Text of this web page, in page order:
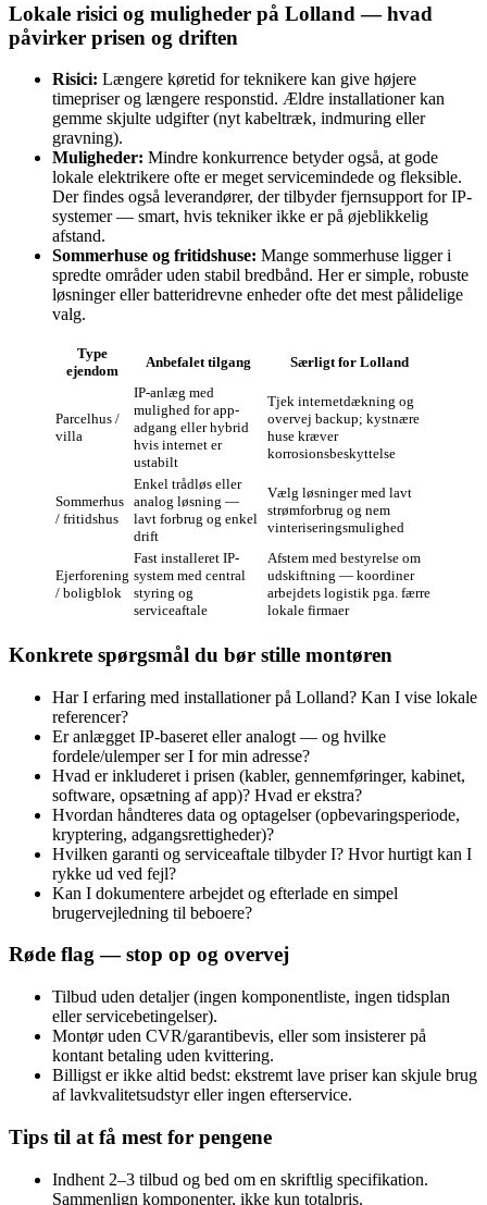
Lokale risici og muligheder på Lolland — hvad
påvirker prisen og driften
Risici: Længere køretid for teknikere kan give højere
timepriser og længere responstid. Ældre installationer kan
gemme skjulte udgifter (nyt kabeltræk, indmuring eller
gravning).
Muligheder: Mindre konkurrence betyder også, at gode
lokale elektrikere ofte er meget servicemindede og fleksible.
Der findes også leverandører, der tilbyder fjernsupport for IP-
systemer — smart, hvis tekniker ikke er på øjeblikkelig
afstand.
Sommerhuse og fritidshuse: Mange sommerhuse ligger i
spredte områder uden stabil bredbånd. Her er simple, robuste
løsninger eller batteridrevne enheder ofte det mest pålidelige
valg.
Type
ejendom
Anbefalet tilgang Særligt for Lolland
Parcelhus /
villa
IP‑anlæg med
mulighed for app-
adgang eller hybrid
hvis internet er
ustabilt
Tjek internetdækning og
overvej backup; kystnære
huse kræver
korrosionsbeskyttelse
Sommerhus
/ fritidshus
Enkel trådløs eller
analog løsning —
lavt forbrug og enkel
drift
Vælg løsninger med lavt
strømforbrug og nem
vinteriseringsmulighed
Ejerforening
/ boligblok
Fast installeret IP-
system med central
styring og
serviceaftale
Afstem med bestyrelse om
udskiftning — koordiner
arbejdets logistik pga. færre
lokale firmaer
Konkrete spørgsmål du bør stille montøren
Har I erfaring med installationer på Lolland? Kan I vise lokale
referencer?
Er anlægget IP‑baseret eller analogt — og hvilke
fordele/ulemper ser I for min adresse?
Hvad er inkluderet i prisen (kabler, gennemføringer, kabinet,
software, opsætning af app)? Hvad er ekstra?
Hvordan håndteres data og optagelser (opbevaringsperiode,
kryptering, adgangsrettigheder)?
Hvilken garanti og serviceaftale tilbyder I? Hvor hurtigt kan I
rykke ud ved fejl?
Kan I dokumentere arbejdet og efterlade en simpel
brugervejledning til beboere?
Røde flag — stop op og overvej
Tilbud uden detaljer (ingen komponentliste, ingen tidsplan
eller servicebetingelser).
Montør uden CVR/garantibevis, eller som insisterer på
kontant betaling uden kvittering.
Billigst er ikke altid bedst: ekstremt lave priser kan skjule brug
af lavkvalitetsudstyr eller ingen efterservice.
Tips til at få mest for pengene
Indhent 2–3 tilbud og bed om en skriftlig specifikation.
Sammenlign komponenter, ikke kun totalpris.